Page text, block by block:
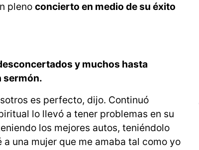
pleno concierto en medio de su éxito
y muchos hasta
sermón.
es perfecto, dijo. Continuó
lo llevó a tener problemas en su
los mejores autos, teniéndolo
una mujer que me amaba tal como yo